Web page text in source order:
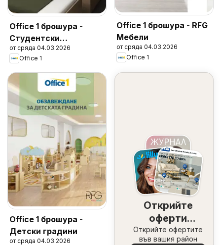
Office 1 брошура -
Студентски
общежития
от сряда 04.03.2026
Office 1
Office 1 брошура - RFG
Мебели
от сряда 04.03.2026
Office 1
Office 1 брошура -
Детски градини
от сряда 04.03.2026
Открийте
оферти
наблизо
Открийте офертите
във вашия район